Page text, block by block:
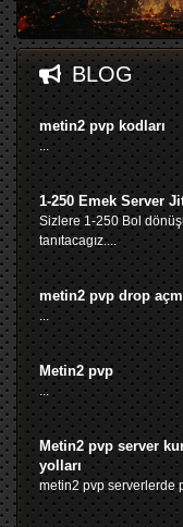
BLOG
metin2 pvp kodları
...
1-250 Emek Server
Sizlere 1-250 Bol
tanıtacagız....
metin2 pvp drop
...
Metin2 pvp
...
Metin2 pvp server
yolları
metin2 pvp serverlerde